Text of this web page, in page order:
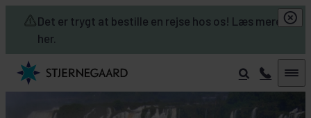
Det er trygt at bestille en rejse hos os! Læs mere
her.
Skip to main content